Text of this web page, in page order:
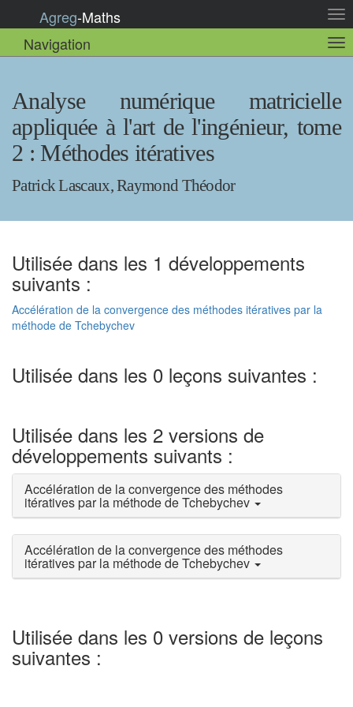
la
Agreg-Maths
Navigation
la
Analyse numérique matricielle
appliquée à l'art de l'ingénieur, tome
2 : Méthodes itératives
Patrick Lascaux, Raymond Théodor
Utilisée dans les 1 développements
suivants :
Accélération de la convergence des méthodes itératives par la
méthode de Tchebychev
Utilisée dans les 0 leçons suivantes :
Utilisée dans les 2 versions de
développements suivants :
Accélération de la convergence des méthodes
itératives par la méthode de Tchebychev
Accélération de la convergence des méthodes
itératives par la méthode de Tchebychev
Utilisée dans les 0 versions de leçons
suivantes :